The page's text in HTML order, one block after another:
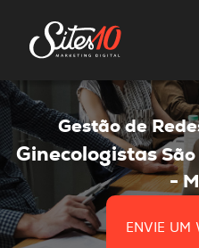
Gestão de
GinecologistasSão
-
ENVIE UM